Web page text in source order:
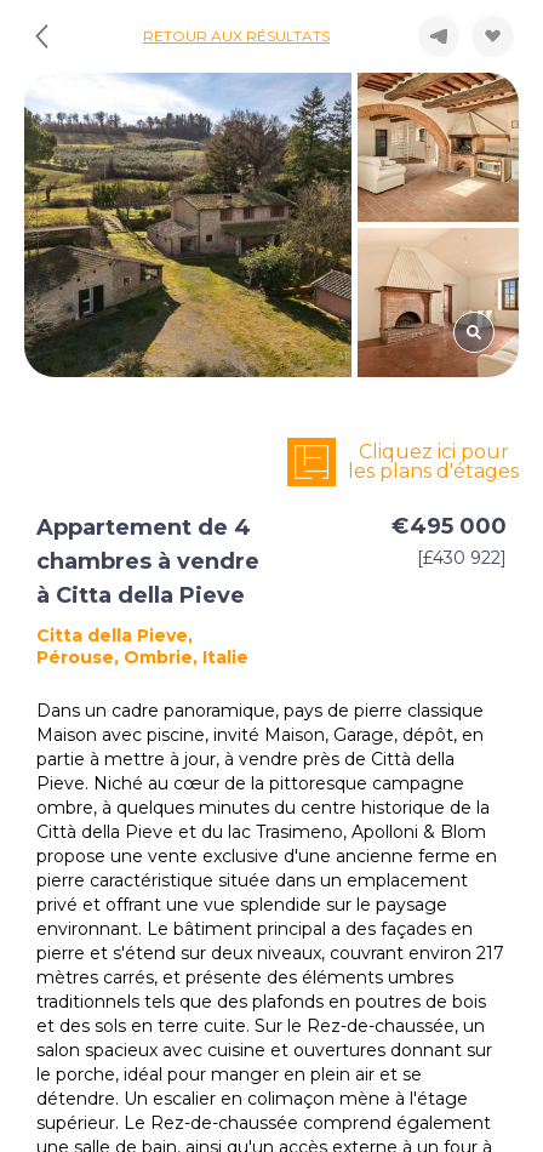
RETOUR AUX RÉSULTATS
Cliquez ici pour
les plans d'étages
Appartement de 4
chambres à vendre
à Citta della Pieve
Citta della Pieve,
Pérouse, Ombrie, Italie
€495 000
[£430 922]
Dans un cadre panoramique, pays de pierre classique
Maison avec piscine, invité Maison, Garage, dépôt, en
partie à mettre à jour, à vendre près de Città della
Pieve. Niché au cœur de la pittoresque campagne
ombre, à quelques minutes du centre historique de la
Città della Pieve et du lac Trasimeno, Apolloni & Blom
propose une vente exclusive d'une ancienne ferme en
pierre caractéristique située dans un emplacement
privé et offrant une vue splendide sur le paysage
environnant. Le bâtiment principal a des façades en
pierre et s'étend sur deux niveaux, couvrant environ 217
mètres carrés, et présente des éléments umbres
traditionnels tels que des plafonds en poutres de bois
et des sols en terre cuite. Sur le Rez-de-chaussée, un
salon spacieux avec cuisine et ouvertures donnant sur
le porche, idéal pour manger en plein air et se
détendre. Un escalier en colimaçon mène à l'étage
supérieur. Le Rez-de-chaussée comprend également
une salle de bain, ainsi qu'un accès externe à un four à